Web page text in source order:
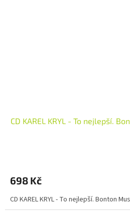
CD KAREL KRYL - To nejlepší.
698 Kč
CD KAREL KRYL - To nejlepší. Bonton